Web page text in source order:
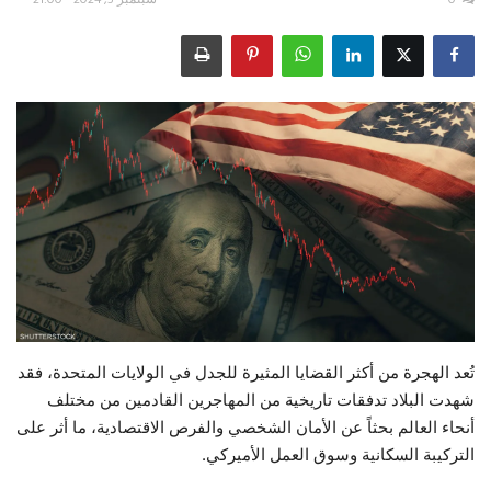
اقتصاد
علوم وتكنولوجيا
رياضة
تُعد الهجرة من أكثر القضايا المثيرة للجدل في الولايات المتحدة، فقد
شهدت البلاد تدفقات تاريخية من المهاجرين القادمين من مختلف
أنحاء العالم بحثاً عن الأمان الشخصي والفرص الاقتصادية، ما أثر على
التركيبة السكانية وسوق العمل الأميركي.